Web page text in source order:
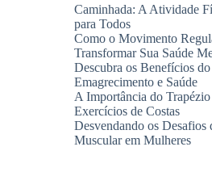
Caminhada: A Atividade
para Todos
Como o Movimento
Transformar Sua Saúde
Descubra os Benefícios
Emagrecimento e Saúde
A Importância do Trapézio
Exercícios de Costas
Desvendando os Desafios
Muscular em Mulheres